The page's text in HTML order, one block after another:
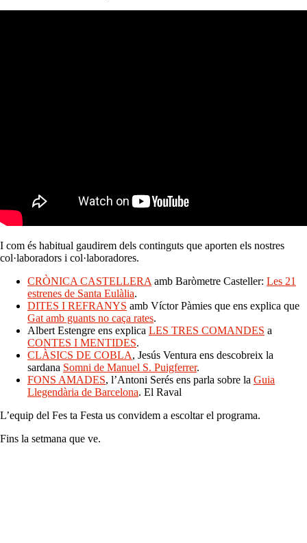
I com és habitual gaudirem dels continguts que aporten els nostres
col·laboradors i col·laboradores.
CRÒNICA CASTELLERAamb Baròmetre Casteller: Les 21
estrenes de Santa Eulàlia.
DITES I REFRANYS amb Víctor Pàmies que ens explica que
Gat amb guants no caça rates.
Albert Estengre ens explica LES TRES COMANDES a
CONTES I MENTIDES.
CLÀSICS DE COBLA, Jesús Ventura ens descobreix la
sardana Somni de Manuel S. Puigferrer.
FONS AMADES, l’Antoni Serés ens parla sobre la Guia
Llegendària de Barcelona. El Raval
L’equip del Fes ta Festa us convidem a escoltar el programa.
Fins la setmana que ve.